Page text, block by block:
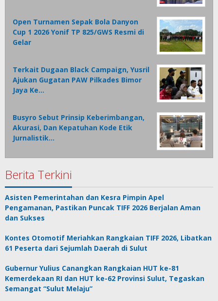
Open Turnamen Sepak Bola Danyon
Cup 1 2026 Yonif TP 825/GWS Resmi di
Gelar
Terkait Dugaan Black Campaign, Yusril
Ajukan Gugatan PAW Pilkades Bimor
Jaya Ke…
Busyro Sebut Prinsip Keberimbangan,
Akurasi, Dan Kepatuhan Kode Etik
Jurnalistik…
Berita Terkini
Asisten Pemerintahan dan Kesra Pimpin Apel
Pengamanan, Pastikan Puncak TIFF 2026 Berjalan Aman
dan Sukses
Kontes Otomotif Meriahkan Rangkaian TIFF 2026, Libatkan
61 Peserta dari Sejumlah Daerah di Sulut
Gubernur Yulius Canangkan Rangkaian HUT ke-81
Kemerdekaan RI dan HUT ke-62 Provinsi Sulut, Tegaskan
Semangat “Sulut Melaju”